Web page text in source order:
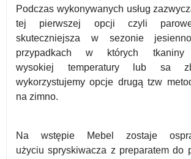
Podczas wykonywanych usług
tej pierwszej opcji czyli
skuteczniejsza w sezonie
przypadkach w których
wysokiej temperatury lub sa
wykorzystujemy opcje drugą tzw
na zimno.
Na wstępie Mebel zostaje
użyciu spryskiwacza z preparatem do